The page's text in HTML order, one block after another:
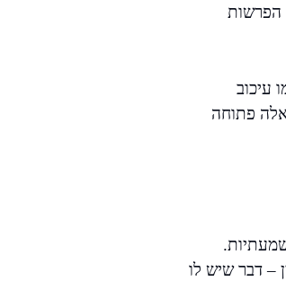
הפרשות
עיכוב
פתוחה
– דבר שיש לו